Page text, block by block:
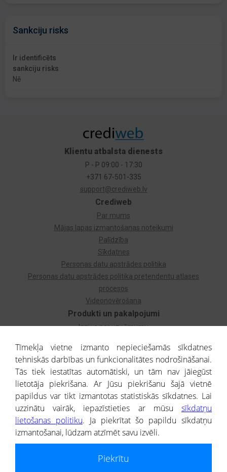
Sankciju risks
Ir identificēts
sankciju risks
Nē
Produkti un pakalpojumi
Izziņa par uzņēmumu
Dzimtas koks
Uzņēmumu atlase
Monitorings
Kredītizziņa par ārvalstu uzņēmumiem
Crediweb
Par mums
Mājas lapas izmantošanas noteikumi
Palīdzība
Sīkdatnes
Personas datu apstrādes politika
Personas datu apstrādes politika pretendentu atlases
procesos
Videonovērošana
Klientu atbalsta dienests
P - P 09:00 - 17:30
+371 67-501-335
support@crediweb.lv
® CREDITREFORM Latvija
SIA
Tīmekļa vietne izmanto nepieciešamās sīkdatnes
tehniskās darbības un funkcionalitātes nodrošināšanai.
Tās tiek iestatītas automātiski, un tām nav jāiegūst
lietotāja piekrišana. Ar Jūsu piekrišanu šajā vietnē
papildus var tikt izmantotas statistiskās sīkdatnes. Lai
uzzinātu vairāk, iepazīstieties ar mūsu sīkdatņu
lietošanas politiku. Ja piekrītat šo papildu sīkdatņu
izmantošanai, lūdzam atzīmēt savu izvēli.
Piekrītu